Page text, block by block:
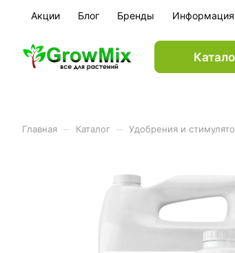
Акции Блог Бренды Информация
Главная Каталог Удобрения и